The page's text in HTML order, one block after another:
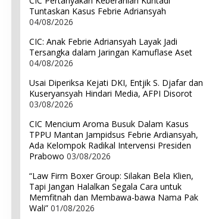
Tuntaskan Kasus Febrie Adriansyah
04/08/2026
CIC: Anak Febrie Adriansyah Layak Jadi
Tersangka dalam Jaringan Kamuflase Aset
04/08/2026
Usai Diperiksa Kejati DKI, Entjik S. Djafar dan
Kuseryansyah Hindari Media, AFPI Disorot
03/08/2026
CIC Mencium Aroma Busuk Dalam Kasus
TPPU Mantan Jampidsus Febrie Ardiansyah,
Ada Kelompok Radikal Intervensi Presiden
Prabowo 03/08/2026
“Law Firm Boxer Group: Silakan Bela Klien,
Tapi Jangan Halalkan Segala Cara untuk
Memfitnah dan Membawa-bawa Nama Pak
Wali” 01/08/2026